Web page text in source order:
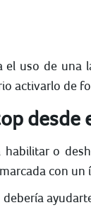
uso de una
activarlo de
desde
o
con